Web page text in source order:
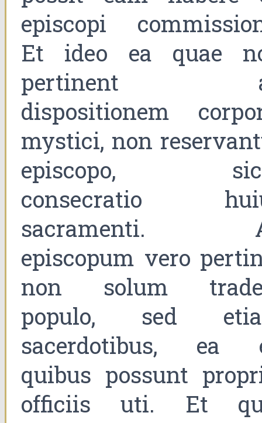
episcopi
Et ideo ea quae
pertinent
dispositionem
mystici, non
episcopo,
consecratio
sacramenti.
episcopum vero
non solum
populo, sed
sacerdotibus, ea
quibus possunt
officiis uti. Et